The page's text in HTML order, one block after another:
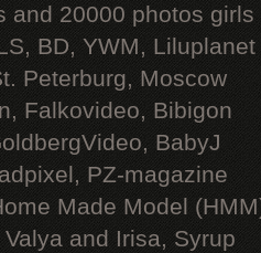
and 20000 photos
BD, YWM, Liluplanet
Peterburg, Moscow
Falkovideo, Bibigon
BabyJ
PZ-magazine
Made Model
and Irisa, Syrup